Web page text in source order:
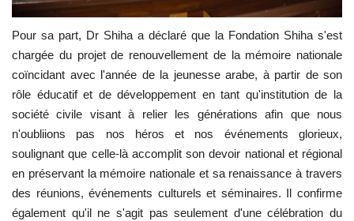
Pour sa part, Dr Shiha a déclaré que la Fondation Shiha s'est
chargée du projet de renouvellement de la mémoire nationale
coïncidant avec l'année de la jeunesse arabe, à partir de son
rôle éducatif et de développement en tant qu'institution de la
société civile visant à relier les générations afin que nous
n'oubliions pas nos héros et nos événements glorieux,
soulignant que celle-là accomplit son devoir national et régional
en préservant la mémoire nationale et sa renaissance à travers
des réunions, événements culturels et séminaires. Il confirme
également qu'il ne s'agit pas seulement d'une célébration du